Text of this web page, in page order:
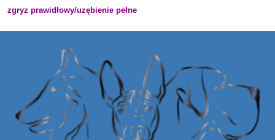
zgryz prawidłowy/uzębienie pełne